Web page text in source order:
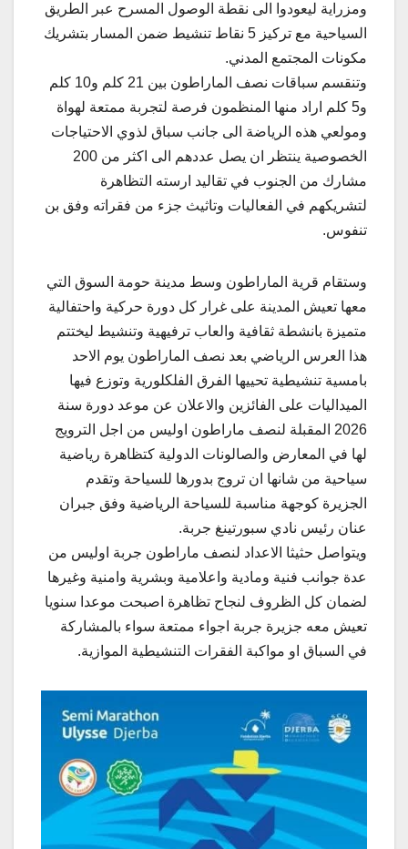
ومزراية ليعودوا الى نقطة الوصول المسرح عبر الطريق
السياحية مع تركيز 5 نقاط تنشيط ضمن المسار بتشريك
مكونات المجتمع المدني.
وتنقسم سباقات نصف الماراطون بين 21 كلم و10 كلم
و5 كلم اراد منها المنظمون فرصة لتجربة ممتعة لهواة
ومولعي هذه الرياضة الى جانب سباق لذوي الاحتياجات
الخصوصية ينتظر ان يصل عددهم الى اكثر من 200
مشارك من الجنوب في تقاليد ارسته التظاهرة
لتشريكهم في الفعاليات وتاثيث جزء من فقراته وفق بن
تنفوس.
وستقام قرية الماراطون وسط مدينة حومة السوق التي
معها تعيش المدينة على غرار كل دورة حركية واحتفالية
متميزة بانشطة ثقافية والعاب ترفيهية وتنشيط ليختتم
هذا العرس الرياضي بعد نصف الماراطون يوم الاحد
بامسية تنشيطية تحييها الفرق الفلكلورية وتوزع فيها
الميداليات على الفائزين والاعلان عن موعد دورة سنة
2026 المقبلة لنصف ماراطون اوليس من اجل الترويج
لها في المعارض والصالونات الدولية كتظاهرة رياضية
سياحية من شانها ان تروج بدورها للسياحة وتقدم
الجزيرة كوجهة مناسبة للسياحة الرياضية وفق جبران
عنان رئيس نادي سبورتينغ جربة.
ويتواصل حثيثا الاعداد لنصف ماراطون جربة اوليس من
عدة جوانب فنية ومادية واعلامية وبشرية وامنية وغيرها
لضمان كل الظروف لنجاح تظاهرة اصبحت موعدا سنويا
تعيش معه جزيرة جربة اجواء ممتعة سواء بالمشاركة
في السباق او مواكبة الفقرات التنشيطية الموازية.